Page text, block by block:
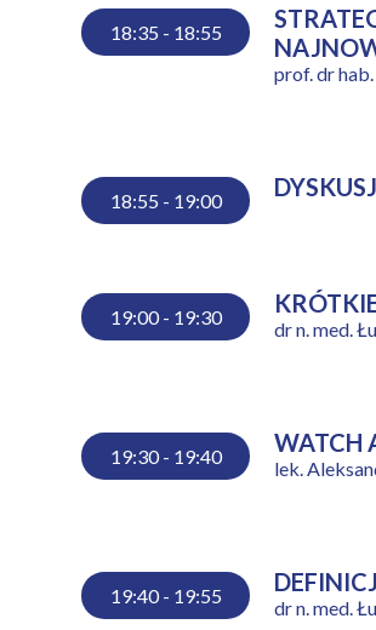
18:35 - 18:55
prof. dr
18:55 - 19:00
19:00 - 19:30
dr n. med.
19:30 - 19:40 WATCH
lek.
19:40 - 19:55
dr n. med.